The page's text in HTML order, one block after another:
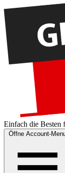
Einfach die Besten
Öffne Account-